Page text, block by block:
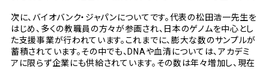
次に、バイオバンク・ジャパンについてです。代表の松田浩一先生を
はじめ、多くの教職員の方々が参画され、日本のゲノムを中心とし
た支援事業が行われています。これまでに、膨大な数のサンプルが
蓄積されています。その中でも、DNAや血清については、アカデミ
アに限らず企業にも供給されています。その数は年々増加し、現在